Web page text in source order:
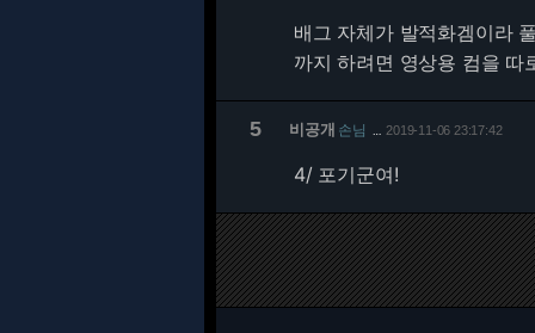
배그 자체가 발적화겜이라
까지 하려면 영상용 컴을 따
5 비공개 손님 2019-11-06 23:17:42
4/포기군여!